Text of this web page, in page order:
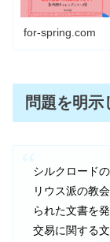
for-spring.com
問題を明示
シルクロード
リウス派の教
られた文書を
交易に関する